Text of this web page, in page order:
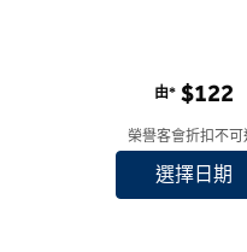
由* $122
榮譽客會折扣不可
選擇日期